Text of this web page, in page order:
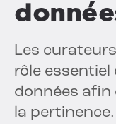
Les
rôle
données afin
la